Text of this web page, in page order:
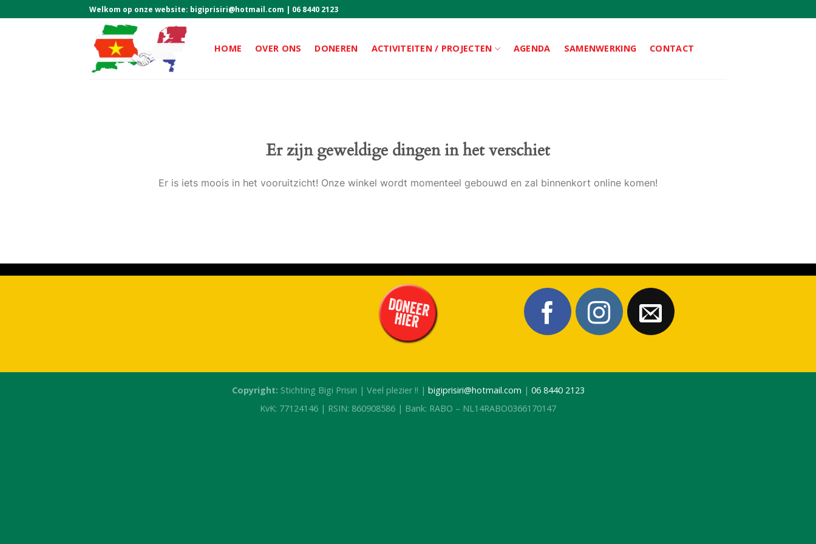
to
Welkom op onze website: bigiprisiri@hotmail.com | 06 8440 2123
HOME OVER ONS DONEREN ACTIVITEITEN / PROJECTEN AGENDA SAMENWERKING CONTACT
Er zijn geweldige dingen in het verschiet
Er is iets moois in het vooruitzicht! Onze winkel wordt momenteel gebouwd en zal binnenkort online komen!
Copyright: Stichting Bigi Prisiri | Veel plezier !! | bigiprisiri@hotmail.com | 06 8440 2123
KvK: 77124146 | RSIN: 860908586 | Bank: RABO – NL14RABO0366170147